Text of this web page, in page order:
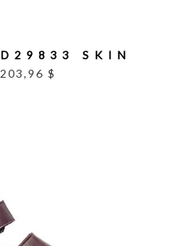
SKIN
203,96 $